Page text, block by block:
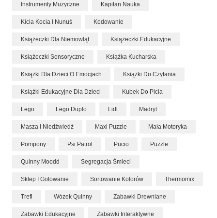
Instrumenty Muzyczne Kapitan Nauka
Kicia Kocia I Nunuś Kodowanie
Książeczki Dla Niemowląt Książeczki Edukacyjne
Książeczki Sensoryczne Książka Kucharska
Książki Dla Dzieci O Emocjach Książki Do Czytania
Książki Edukacyjne Dla Dzieci Kubek Do Picia
Lego Lego Duplo Lidl Madryt
Masza I Niedźwiedź Maxi Puzzle Mała Motoryka
Pompony Psi Patrol Pucio Puzzle
Quinny Moodd Segregacja Śmieci
Sklep I Gotowanie Sortowanie Kolorów Thermomix
Trefl Wózek Quinny Zabawki Drewniane
Zabawki Edukacyjne Zabawki Interaktywne